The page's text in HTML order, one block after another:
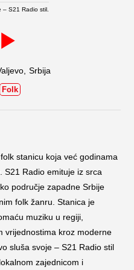
– S21 Radio stil.
Srbija
Folk
stanicu koja već godinama
S21 Radio emituje iz srca
područje zapadne Srbije
folk žanru. Stanica je
muziku u regiji,
vrijednostima kroz moderne
sluša svoje – S21 Radio stil
zajednicom i